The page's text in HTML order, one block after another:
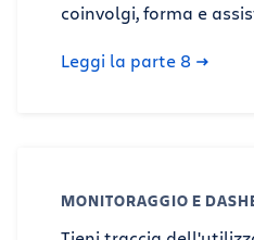
coinvolgi, forma e
Leggi la parte 8
MONITORAGGIO E